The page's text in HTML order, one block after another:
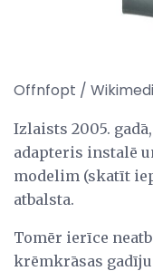
Offnfopt /
Izlaists 2005.
adapteris instalē
modelim (skatīt
atbalsta.
Tomēr ierīce
krēmkrāsas